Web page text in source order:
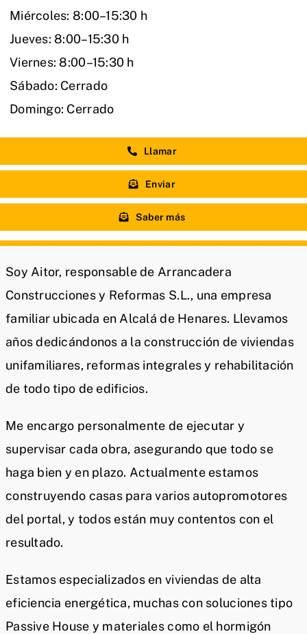
Soy Aitor, responsable de Arrancadera
Construcciones y Reformas S.L., una empresa
familiar ubicada en Alcalá de Henares. Llevamos
años dedicándonos a la construcción de viviendas
unifamiliares, reformas integrales y rehabilitación
de todo tipo de edificios.
Me encargo personalmente de ejecutar y
supervisar cada obra, asegurando que todo se
haga bien y en plazo. Actualmente estamos
construyendo casas para varios autopromotores
del portal, y todos están muy contentos con el
resultado.
Estamos especializados en viviendas de alta
eficiencia energética, muchas con soluciones tipo
Passive House y materiales como el hormigón
Miércoles: 8:00–15:30 h
Jueves: 8:00–15:30 h
Viernes: 8:00–15:30 h
Sábado: Cerrado
Domingo: Cerrado
Llamar
Enviar
Saber más